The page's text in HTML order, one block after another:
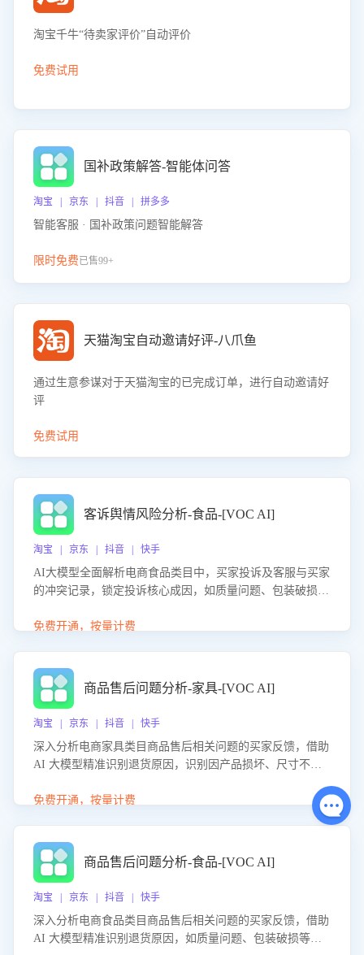
淘宝千牛“待卖家评价”自动评价
免费试用
国补政策解答-智能体问答
淘宝 | 京东 | 抖音 | 拼多多
智能客服 · 国补政策问题智能解答
限时免费已售99+
天猫淘宝自动邀请好评-八爪鱼
通过生意参谋对于天猫淘宝的已完成订单，进行自动邀请好
评
免费试用
客诉舆情风险分析-食品-[VOC AI]
淘宝 | 京东 | 抖音 | 快手
AI大模型全面解析电商食品类目中，买家投诉及客服与买家
的冲突记录，锁定投诉核心成因，如质量问题、包装破损
置差评防控，提升客户满意度。
免费开通，按量计费
商品售后问题分析-家具-[VOC AI]
淘宝 | 京东 | 抖音 | 快手
深入分析电商家具类目商品售后相关问题的买家反馈，借助
AI 大模型精准识别退货原因，识别因产品损坏、尺寸不符
力商家优化产品或服务，实现销售额的显著提升。
免费开通，按量计费
商品售后问题分析-食品-[VOC AI]
淘宝 | 京东 | 抖音 | 快手
深入分析电商食品类目商品售后相关问题的买家反馈，借助
AI 大模型精准识别退货原因，如质量问题、包装破损等，